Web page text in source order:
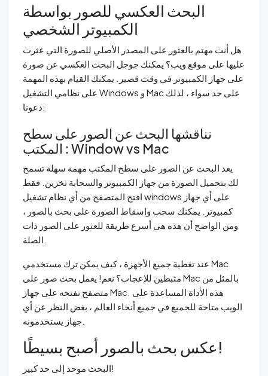
البحث العكسي للصور بواسطة
الكمبيوتر الشخصي
هل أنت مهتم بالعثور على المصدر الأصلي للصورة التي عثرت
عليها على موقع ويب؟ يمكنك جوجل البحث العكسي عن صورة
على جهاز الكمبيوتر في وقت قصير. يمكنك القيام بهذه المهمة
على نظامي التشغيل Windows و Mac على حد سواء ، لذلك
دعونا:
نناقشها البحث عن الصور على سطح
المكتب : Window vs Mac
يعد البحث عن الصور على سطح المكتب مهمة سهلة تسمح
لك بتحميل الصورة من جهاز الكمبيوتر والسحابة تخزين. فقط
افتح المتصفح من أي نظام تشغيل windows على أي جهاز
كمبيوتر. يمكنك سحب وإسقاط الصورة على بحث بالصور ،
ومن الواضح أن هذه هي أسرع طريقة للعثور على الصور ذات
عند تغطية جميع الأجهزة ، كيف يمكن ترك مستخدمي Mac
مثبطين للإعجاب؟ نعم! يعمل بحث صور على Mac بالمثل من
متصفح تفتحه على جهاز Mac. هذه الأداة المساعدة على
الويب متاحة للجميع في جميع أنحاء العالم ، بغض النظر عن أي
عكس بحث بالصور أصبح بسيطًا!
البحث موحد إلى حد كبير!